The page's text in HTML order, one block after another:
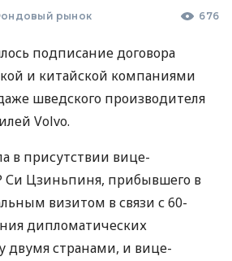
рынок 676
подписание договора
и китайской компаниями
шведского производителя
Volvo.
в присутствии вице-
Си Цзиньпиня, прибывшего в
визитом в связи с 60-
дипломатических
странами, и вице-